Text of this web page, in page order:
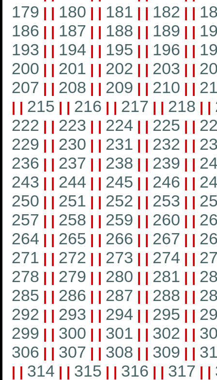
179 | | 180 | | 181 | | 182 | |
186 | | 187 | | 188 | | 189 | |
193 | | 194 | | 195 | | 196 | |
200 | | 201 | | 202 | | 203 | |
207 | | 208 | | 209 | | 210 | |
| | 215 | | 216 | | 217 | | 218 | |
222 | | 223 | | 224 | | 225 | |
229 | | 230 | | 231 | | 232 | |
236 | | 237 | | 238 | | 239 | |
243 | | 244 | | 245 | | 246 | |
250 | | 251 | | 252 | | 253 | |
257 | | 258 | | 259 | | 260 | |
264 | | 265 | | 266 | | 267 | |
271 | | 272 | | 273 | | 274 | |
278 | | 279 | | 280 | | 281 | |
285 | | 286 | | 287 | | 288 | |
292 | | 293 | | 294 | | 295 | |
299 | | 300 | | 301 | | 302 | |
306 | | 307 | | 308 | | 309 | |
| | 314 | | 315 | | 316 | | 317 | |